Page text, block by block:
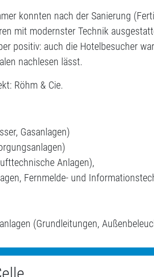
konnten nach der Sanierung
mit modernster Technik
positiv: auch die Hotelbesucher
nachlesen lässt.
Röhm & Cie.
Gasanlagen)
Anlagen),
Fernmelde- und
(Grundleitungen,